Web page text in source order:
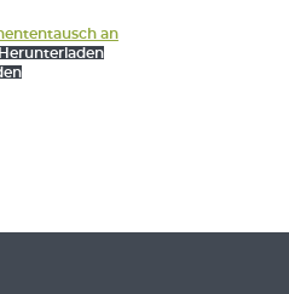
an
Herunterladen